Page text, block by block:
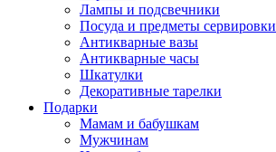
Лампы и подсвечники
Посуда и предметы сервировки
Антикварные вазы
Антикварные часы
Шкатулки
Декоративные тарелки
Подарки
Мамам и бабушкам
Мужчинам